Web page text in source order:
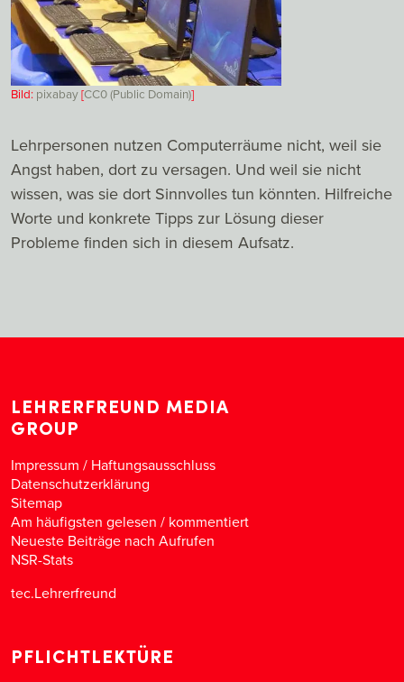
Bild: pixabay[CC0 (Public Domain)]
Lehrpersonen nutzen Computerräume nicht, weil sie
Angst haben, dort zu versagen. Und weil sie nicht
wissen, was sie dort Sinnvolles tun könnten. Hilfreiche
Worte und konkrete Tipps zur Lösung dieser
Probleme finden sich in diesem Aufsatz.
LEHRERFREUND MEDIA
GROUP
Impressum / Haftungsausschluss
Datenschutzerklärung
Sitemap
Am häufigsten gelesen / kommentiert
Neueste Beiträge nach Aufrufen
NSR-Stats
tec.Lehrerfreund
PFLICHTLEKTÜRE